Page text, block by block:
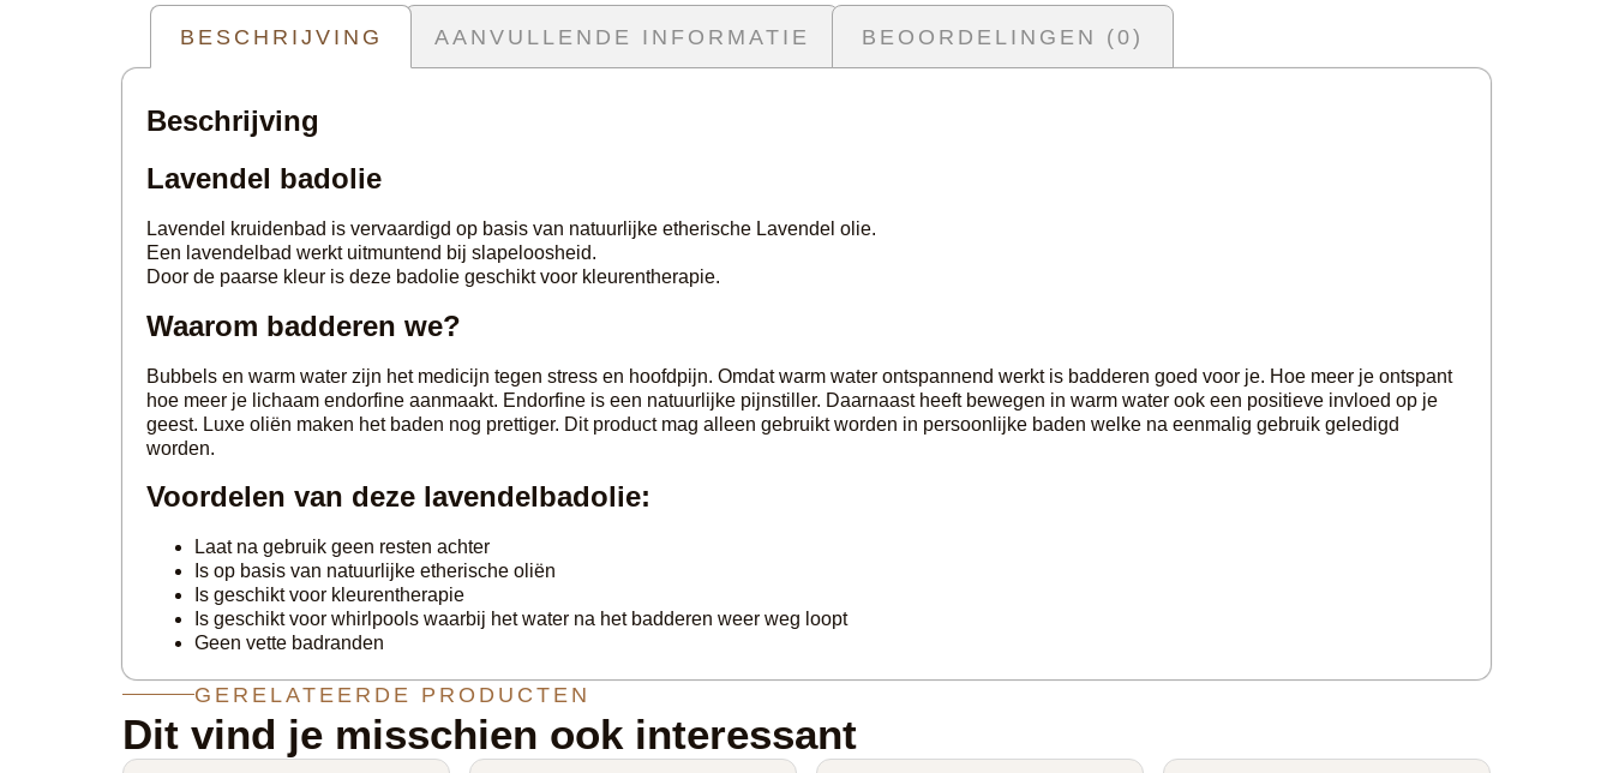
BESCHRIJVING AANVULLENDE INFORMATIE BEOORDELINGEN (0)
Beschrijving
Lavendel badolie
Lavendel kruidenbad is vervaardigd op basis van natuurlijke etherische Lavendel olie.
Een lavendelbad werkt uitmuntend bij slapeloosheid.
Door de paarse kleur is deze badolie geschikt voor kleurentherapie.
Waarom badderen we?
Bubbels en warm water zijn het medicijn tegen stress en hoofdpijn. Omdat warm water ontspannend werkt is badderen goed voor je. Hoe meer je ontspant
hoe meer je lichaam endorfine aanmaakt. Endorfine is een natuurlijke pijnstiller. Daarnaast heeft bewegen in warm water ook een positieve invloed op je
geest. Luxe oliën maken het baden nog prettiger. Dit product mag alleen gebruikt worden in persoonlijke baden welke na eenmalig gebruik geledigd
worden.
Voordelen van deze lavendelbadolie:
Laat na gebruik geen resten achter
Is op basis van natuurlijke etherische oliën
Is geschikt voor kleurentherapie
Is geschikt voor whirlpools waarbij het water na het badderen weer weg loopt
Geen vette badranden
GERELATEERDE PRODUCTEN
Dit vind je misschien ook interessant